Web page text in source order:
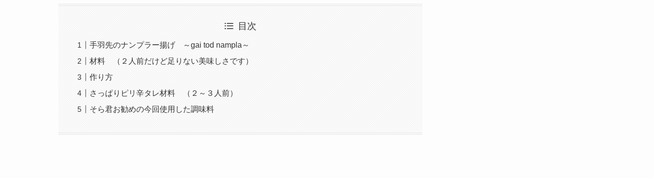
目次
手羽先のナンプラー揚げ ～gai tod nampla～
材料 （２人前だけど足りない美味しさです）
作り方
さっぱりピリ辛タレ材料 （２～３人前）
そら君お勧めの今回使用した調味料